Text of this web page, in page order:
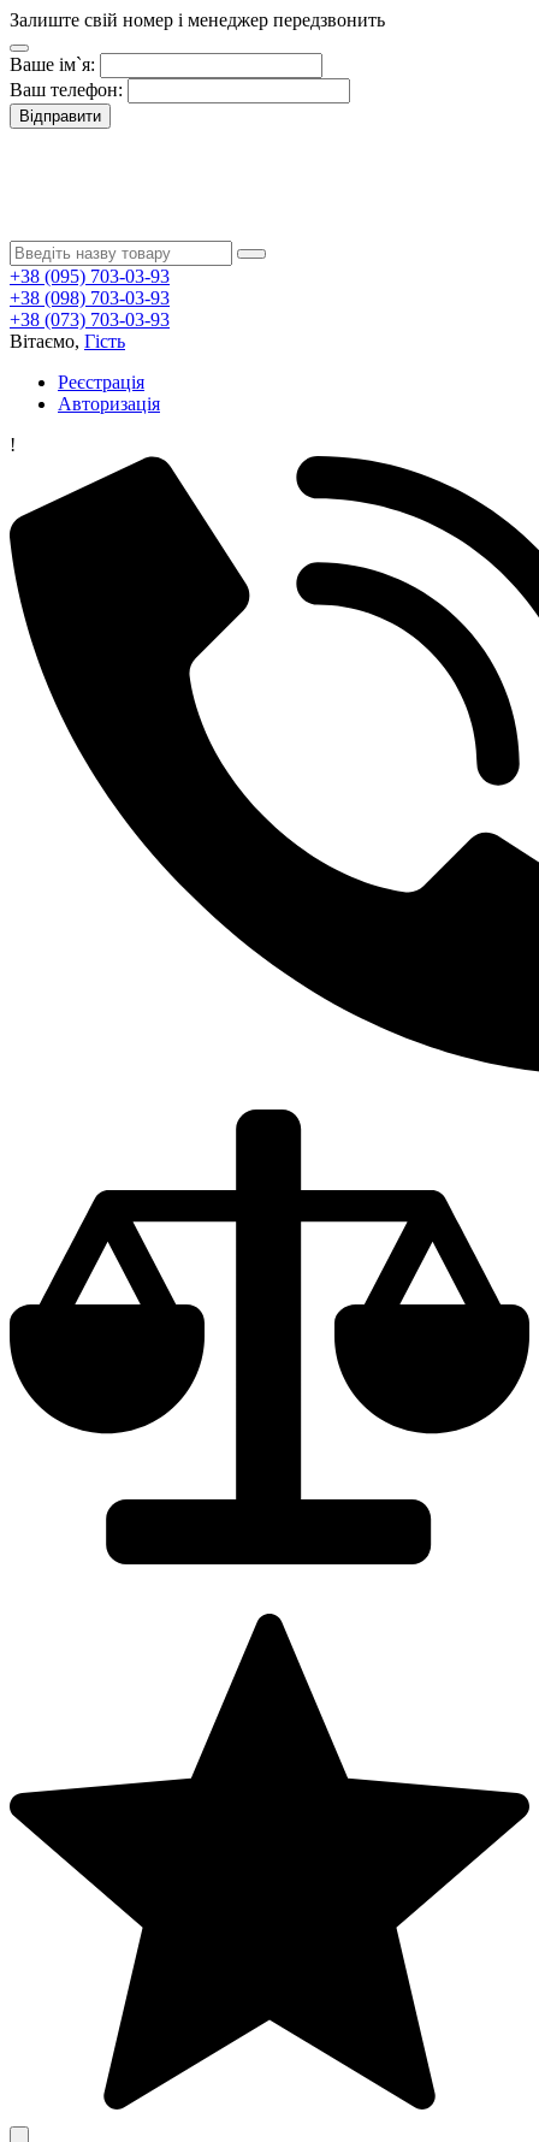
Залиште свій номер і менеджер передзвонить
Ваше ім`я:
Ваш телефон:
Відправити
+38 (095) 703-03-93
+38 (098) 703-03-93
+38 (073) 703-03-93
Вітаємо, Гість
Реєстрація
Авторизація
!